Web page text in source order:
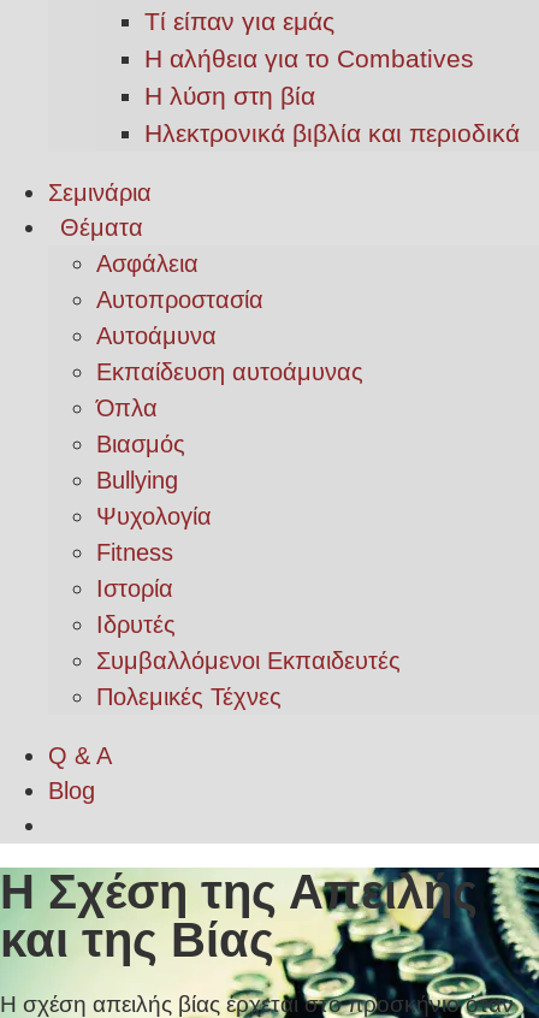
Τί είπαν για εμάς
Η αλήθεια για το Combatives
Η λύση στη βία
Ηλεκτρονικά βιβλία και περιοδικά
Σεμινάρια
Θέματα
Ασφάλεια
Αυτοπροστασία
Αυτοάμυνα
Εκπαίδευση αυτοάμυνας
Όπλα
Βιασμός
Bullying
Ψυχολογία
Fitness
Ιστορία
Ιδρυτές
Συμβαλλόμενοι Εκπαιδευτές
Πολεμικές Τέχνες
Q & A
Blog
H Σχέση της Απειλής
και της Βίας
Η σχέση απειλής βίας έρχεται στο προσκήνιο όταν